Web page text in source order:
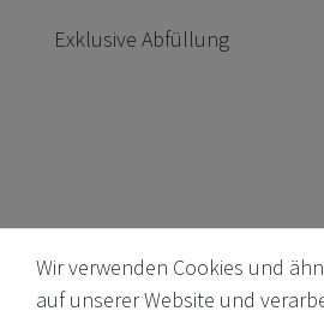
Exklusive Abfüllung
Wir verwenden Cookies und
auf unserer Website und